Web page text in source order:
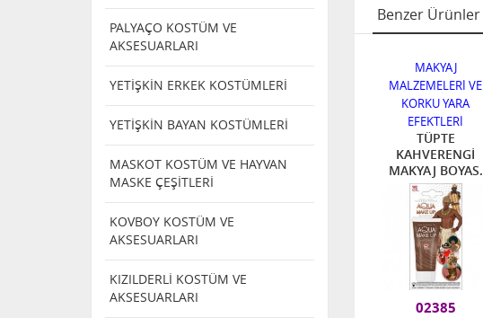
PALYAÇO KOSTÜM VE
AKSESUARLARI
YETİŞKİN ERKEK KOSTÜMLERİ
YETİŞKİN BAYAN KOSTÜMLERİ
MASKOT KOSTÜM VE HAYVAN
MASKE ÇEŞİTLERİ
KOVBOY KOSTÜM VE
AKSESUARLARI
KIZILDERLİ KOSTÜM VE
AKSESUARLARI
Benzer Ürünler
MAKYAJ
MALZEMELERİ VE
KORKU YARA
EFEKTLERİ
ZOMBİ KOYU
SPREY
TÜKENDI
MAKYAJ
MALZEMELERİ VE
KORKU YARA
EFEKTLERİ
EFEKTİ
MAKYAJ
MALZEMELERİ VE
KORKU YARA
EFEKTLERİ
TÜPTE
KAHVERENGİ
MAKYAJ BOYASI
30 ml
02385